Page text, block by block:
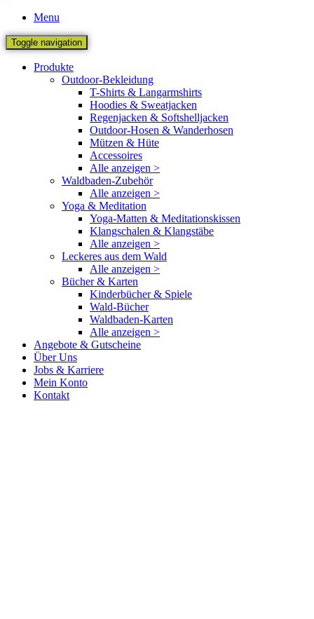
Menu
Toggle navigation
Produkte
Outdoor-Bekleidung
T-Shirts & Langarmshirts
Hoodies & Sweatjacken
Regenjacken & Softshelljacken
Outdoor-Hosen & Wanderhosen
Mützen & Hüte
Accessoires
Alle anzeigen >
Waldbaden-Zubehör
Alle anzeigen >
Yoga & Meditation
Yoga-Matten & Meditationskissen
Klangschalen & Klangstäbe
Alle anzeigen >
Leckeres aus dem Wald
Alle anzeigen >
Bücher & Karten
Kinderbücher & Spiele
Wald-Bücher
Waldbaden-Karten
Alle anzeigen >
Angebote & Gutscheine
Über Uns
Jobs & Karriere
Mein Konto
Kontakt